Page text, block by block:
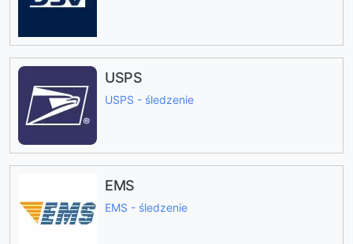
USPS
USPS - śledzenie
EMS
EMS - śledzenie